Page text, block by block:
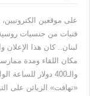
على موقعين
فتيات من جنسيات روسية
لبنان.. كان هذا الإعلان
والـ400 دولار للساعة الواحدة، ومع فتاة أو اثنتين.
«تهافت» الزبائن على